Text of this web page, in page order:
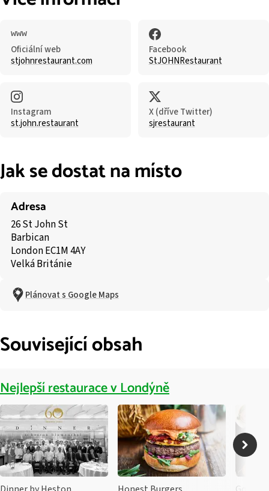
Oficiální web
stjohnrestaurant.com
Facebook
StJOHNRestaurant
Instagram
st.john.restaurant
X (dříve Twitter)
sjrestaurant
Jak se dostat na místo
Adresa
26 St John St
Barbican
London EC1M 4AY
Velká Británie
Plánovat s Google Maps
Související obsah
Nejlepší restaurace v Londýně